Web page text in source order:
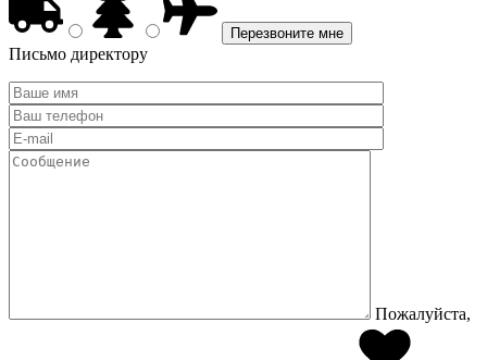
Письмо директору
Пожалуйста,